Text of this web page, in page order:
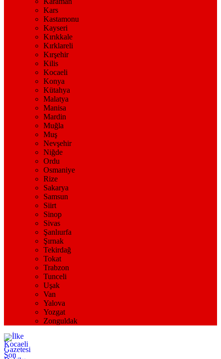
Kars
Kastamonu
Kayseri
Kırıkkale
Kırklareli
Kırşehir
Kilis
Kocaeli
Konya
Kütahya
Malatya
Manisa
Mardin
Muğla
Muş
Nevşehir
Niğde
Ordu
Osmaniye
Rize
Sakarya
Samsun
Siirt
Sinop
Sivas
Şanlıurfa
Şırnak
Tekirdağ
Tokat
Trabzon
Tunceli
Uşak
Van
Yalova
Yozgat
Zonguldak